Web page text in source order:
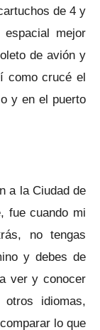
de 4 y
mejor
de avión y
como crucé el
y en el puerto
a la Ciudad de
fue cuando mi
no tengas
y debes de
ver y conocer
idiomas,
lo que